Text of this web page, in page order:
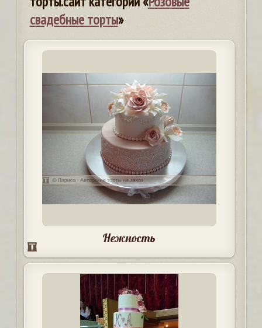
свадебные торты»
Нежность